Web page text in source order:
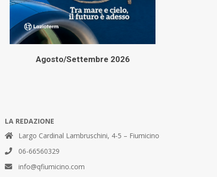
Agosto/Settembre 2026
LA REDAZIONE
Largo Cardinal Lambruschini, 4-5 – Fiumicino
06-66560329
info@qfiumicino.com